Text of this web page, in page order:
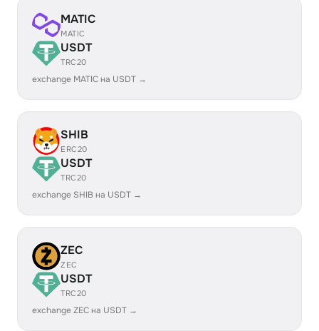
MATIC
MATIC
USDT
TRC20
exchange MATIC на USDT →
SHIB
ERC20
USDT
TRC20
exchange SHIB на USDT →
ZEC
ZEC
USDT
TRC20
exchange ZEC на USDT →